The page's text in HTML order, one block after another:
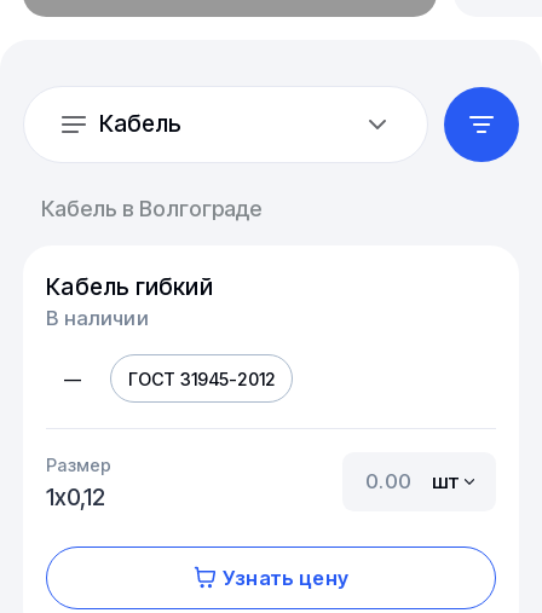
Кабель
Кабель в Волгограде
Кабель гибкий
В наличии
— ГОСТ 31945-2012
Размер
1х0,12
шт
Узнать цену